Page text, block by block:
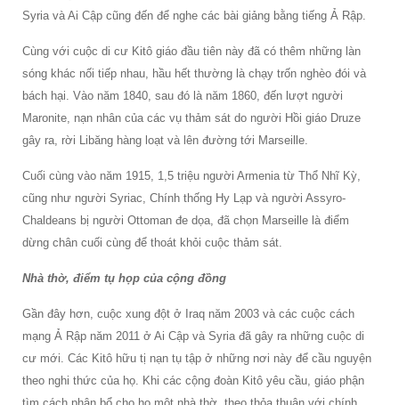
Syria và Ai Cập cũng đến để nghe các bài giảng bằng tiếng Ả Rập.
Cùng với cuộc di cư Kitô giáo đầu tiên này đã có thêm những làn
sóng khác nối tiếp nhau, hầu hết thường là chạy trốn nghèo đói và
bách hại. Vào năm 1840, sau đó là năm 1860, đến lượt người
Maronite, nạn nhân của các vụ thảm sát do người Hồi giáo Druze
gây ra, rời Libăng hàng loạt và lên đường tới Marseille.
Cuối cùng vào năm 1915, 1,5 triệu người Armenia từ Thổ Nhĩ Kỳ,
cũng như người Syriac, Chính thống Hy Lạp và người Assyro-
Chaldeans bị người Ottoman đe dọa, đã chọn Marseille là điểm
dừng chân cuối cùng để thoát khỏi cuộc thảm sát.
Nhà thờ, điểm tụ họp của cộng đồng
Gần đây hơn, cuộc xung đột ở Iraq năm 2003 và các cuộc cách
mạng Ả Rập năm 2011 ở Ai Cập và Syria đã gây ra những cuộc di
cư mới. Các Kitô hữu tị nạn tụ tập ở những nơi này để cầu nguyện
theo nghi thức của họ. Khi các cộng đoàn Kitô yêu cầu, giáo phận